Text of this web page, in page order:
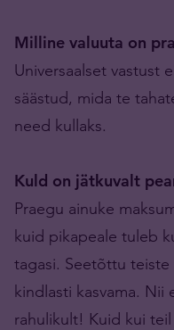
Milline valuuta on
Universaalset vastust
säästud, mida te
need kullaks.
Kuld on jätkuvalt
Praegu ainuke
kuid pikapeale tuleb
tagasi. Seetõttu
kindlasti kasvama. Nii
rahulikult! Kuid kui